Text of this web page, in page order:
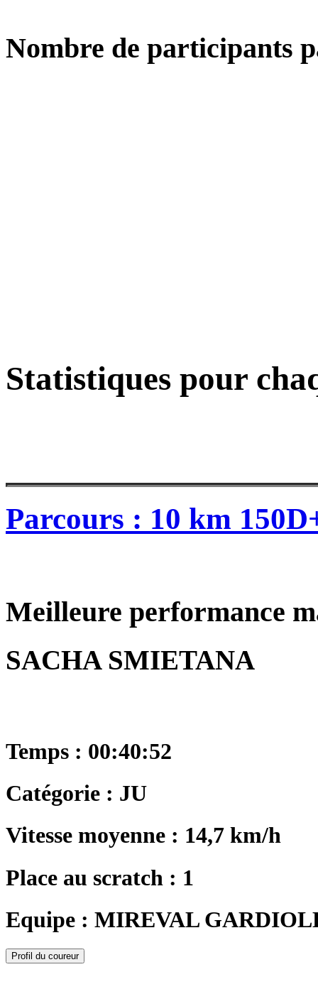
Nombre de participants
Statistiques pour
Parcours : 10 km
Meilleure performance
SACHA SMIETANA
Temps : 00:40:52
Catégorie : JU
Vitesse moyenne : 14,7 km/h
Place au scratch : 1
Equipe : MIREVAL
Profil du coureur